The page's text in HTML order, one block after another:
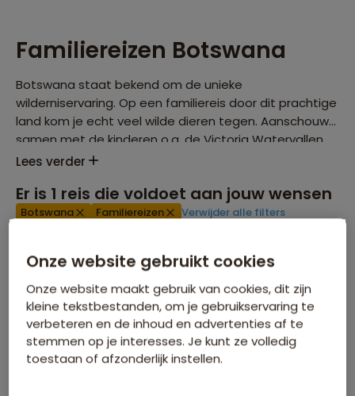
Familiereizen Botswana
Botswana staat bekend om de unieke
wilderniservaring. Op een familiereis door dit prachtige
land kom je echt veel wilde dieren tegen. Aanschouw
samen met de kinderen o.a. de Victoria Watervallen,
de zoutpannen van de Kalahari en de spectaculaire
vergeten!
Lees verder
Er is 1 reis die voldoet aan jouw wensen
Botswana Familiereizen Verwijder alle filters
Onze website gebruikt cookies
Onze website maakt gebruik van cookies, dit zijn
kleine tekstbestanden, om je gebruikservaring te
verbeteren en de inhoud en advertenties af te
stemmen op je interesses. Je kunt ze volledig
toestaan of afzonderlijk instellen.